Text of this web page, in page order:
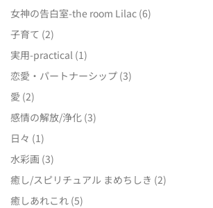
女神の告白室-the room Lilac (6)
子育て (2)
実用-practical (1)
恋愛・パートナーシップ (3)
愛 (2)
感情の解放/浄化 (3)
日々 (1)
水彩画 (3)
癒し/スピリチュアル まめちしき (2)
癒しあれこれ (5)